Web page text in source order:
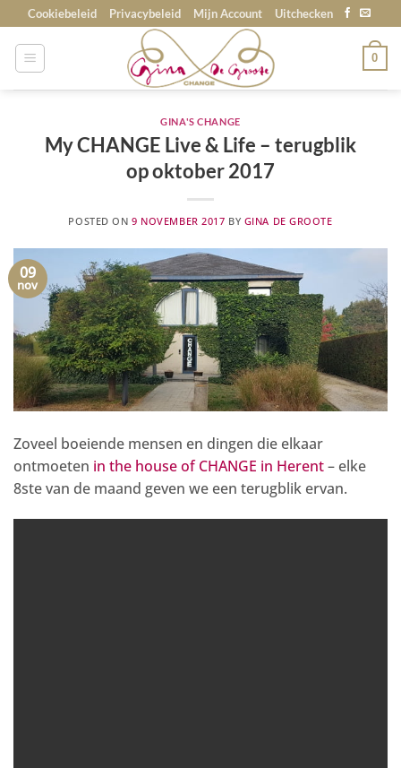
to
content
Cookiebeleid Privacybeleid Mijn Account Uitchecken
0
GINA'S CHANGE
My CHANGE Live & Life – terugblik
op oktober 2017
POSTED ON9 NOVEMBER 2017 BY GINA DE GROOTE
09
nov
Zoveel boeiende mensen en dingen die elkaar
ontmoeten in the house of CHANGE in Herent– elke
8ste van de maand geven we een terugblik ervan.